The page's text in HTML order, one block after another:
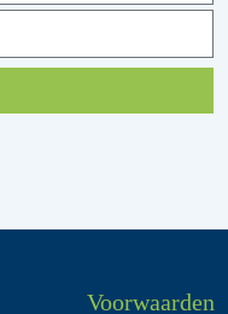
Voorwaarden